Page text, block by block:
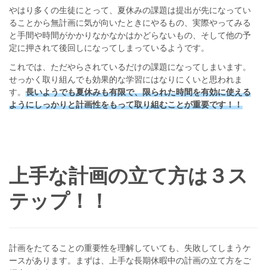
やはり多くの生徒にとって、夏休みの課題は提出が先になってい
ることから無計画に気が向いたときにやるもの、実際やってみる
と手間や時間がかかりなかなかはかどらないもの、そして他の予
定に押されて後回しになってしまっているようです。
これでは、ただやらされているだけの課題になってしまいます。
せっかく取り組んでも効果的な学習にはなりにくいと思われま
す。 長いようでも夏休みも有限で、限られた時間を有効に使える
ようにしっかりと計画性をもって取り組むことが重要です！！
上手な計画の立て方は３ス
テップ！！
計画をたてることの重要性を理解していても、失敗してしまうケ
ースがあります。まずは、上手な長期休暇中の計画の立て方をご